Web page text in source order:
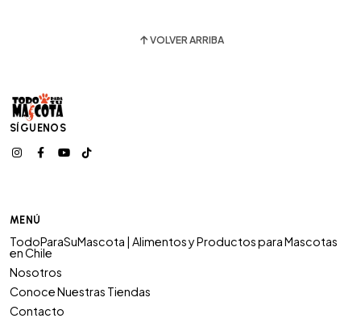
VOLVER ARRIBA
SÍGUENOS
MENÚ
TodoParaSuMascota | Alimentos y Productos para Mascotas
en Chile
Nosotros
Conoce Nuestras Tiendas
Contacto